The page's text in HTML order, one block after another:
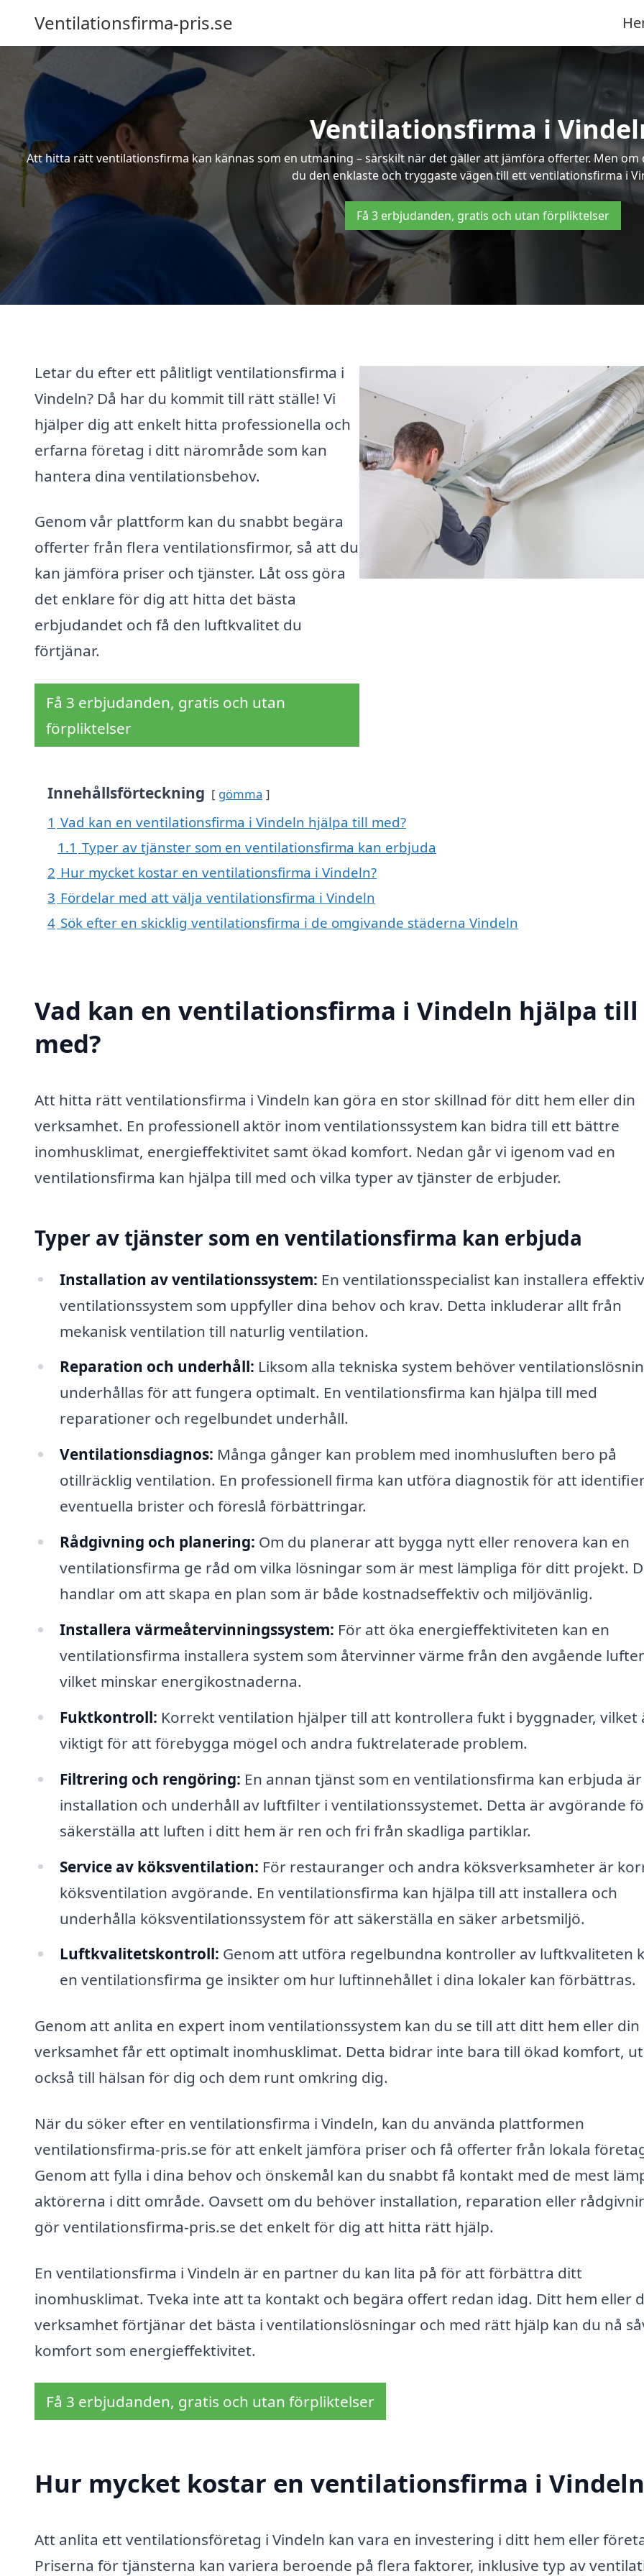
Ventilationsfirma-pris.se
Ventilationsfirma i
Att hitta rätt ventilationsfirma kan kännas som en utmaning – särskilt när det gäller att jämföra offerter. Men
du den enklaste och tryggaste vägen till ett ventilationsfirma i
Få 3 erbjudanden, gratis och utan förpliktelser
Letar du efter ett pålitligt ventilationsfirma i
Vindeln? Då har du kommit till rätt ställe! Vi
hjälper dig att enkelt hitta professionella och
erfarna företag i ditt närområde som kan
hantera dina ventilationsbehov.
Genom vår plattform kan du snabbt begära
offerter från flera ventilationsfirmor, så att du
kan jämföra priser och tjänster. Låt oss göra
det enklare för dig att hitta det bästa
erbjudandet och få den luftkvalitet du
förtjänar.
Få 3 erbjudanden, gratis och utan
förpliktelser
Innehållsförteckning gömma
1 Vad kan en ventilationsfirma i Vindeln hjälpa till med?
1.1 Typer av tjänster som en ventilationsfirma kan erbjuda
2 Hur mycket kostar en ventilationsfirma i Vindeln?
3 Fördelar med att välja ventilationsfirma i Vindeln
4 Sök efter en skicklig ventilationsfirma i de omgivande städerna Vindeln
Vad kan en ventilationsfirma i Vindeln hjälpa till
med?
Att hitta rätt ventilationsfirma i Vindeln kan göra en stor skillnad för ditt hem eller din
verksamhet. En professionell aktör inom ventilationssystem kan bidra till ett bättre
inomhusklimat, energieffektivitet samt ökad komfort. Nedan går vi igenom vad en
ventilationsfirma kan hjälpa till med och vilka typer av tjänster de erbjuder.
Typer av tjänster som en ventilationsfirma kan erbjuda
Installation av ventilationssystem: En ventilationsspecialist kan installera
ventilationssystem som uppfyller dina behov och krav. Detta inkluderar allt från
mekanisk ventilation till naturlig ventilation.
Reparation och underhåll: Liksom alla tekniska system behöver
underhållas för att fungera optimalt. En ventilationsfirma kan hjälpa till med
reparationer och regelbundet underhåll.
Ventilationsdiagnos: Många gånger kan problem med inomhusluften bero på
otillräcklig ventilation. En professionell firma kan utföra diagnostik för att
eventuella brister och föreslå förbättringar.
Rådgivning och planering: Om du planerar att bygga nytt eller renovera kan en
ventilationsfirma ge råd om vilka lösningar som är mest lämpliga för ditt projekt.
handlar om att skapa en plan som är både kostnadseffektiv och miljövänlig.
Installera värmeåtervinningssystem: För att öka energieffektiviteten kan en
ventilationsfirma installera system som återvinner värme från den avgående
vilket minskar energikostnaderna.
Fuktkontroll: Korrekt ventilation hjälper till att kontrollera fukt i byggnader, vilket
viktigt för att förebygga mögel och andra fuktrelaterade problem.
Filtrering och rengöring: En annan tjänst som en ventilationsfirma kan erbjuda är
installation och underhåll av luftfilter i ventilationssystemet. Detta är avgörande
säkerställa att luften i ditt hem är ren och fri från skadliga partiklar.
Service av köksventilation: För restauranger och andra köksverksamheter är
köksventilation avgörande. En ventilationsfirma kan hjälpa till att installera och
underhålla köksventilationssystem för att säkerställa en säker arbetsmiljö.
Luftkvalitetskontroll: Genom att utföra regelbundna kontroller av luftkvaliteten
en ventilationsfirma ge insikter om hur luftinnehållet i dina lokaler kan förbättras.
Genom att anlita en expert inom ventilationssystem kan du se till att ditt hem eller din
verksamhet får ett optimalt inomhusklimat. Detta bidrar inte bara till ökad komfort,
också till hälsan för dig och dem runt omkring dig.
När du söker efter en ventilationsfirma i Vindeln, kan du använda plattformen
ventilationsfirma-pris.se för att enkelt jämföra priser och få offerter från lokala
Genom att fylla i dina behov och önskemål kan du snabbt få kontakt med de mest
aktörerna i ditt område. Oavsett om du behöver installation, reparation eller
gör ventilationsfirma-pris.se det enkelt för dig att hitta rätt hjälp.
En ventilationsfirma i Vindeln är en partner du kan lita på för att förbättra ditt
inomhusklimat. Tveka inte att ta kontakt och begära offert redan idag. Ditt hem eller
verksamhet förtjänar det bästa i ventilationslösningar och med rätt hjälp kan du nå
komfort som energieffektivitet.
Få 3 erbjudanden, gratis och utan förpliktelser
Hur mycket kostar en ventilationsfirma i
Att anlita ett ventilationsföretag i Vindeln kan vara en investering i ditt hem eller
Priserna för tjänsterna kan variera beroende på flera faktorer, inklusive typ av